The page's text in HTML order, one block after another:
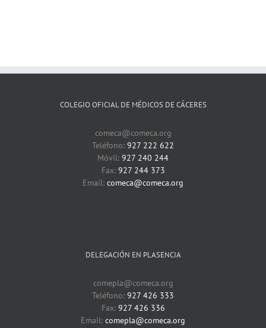
COLEGIO OFICIAL DE MÉDICOS DE CÁCERES
comeca@comeca.org
Teléfono: 927 222 622
Móvil: 927 240 244
Fax: 927 244 373
Email: comeca@comeca.org
DELEGACIÓN EN PLASENCIA
comepla@comeca.org
Teléfono: 927 426 333
Fax: 927 426 336
Email: comepla@comeca.org